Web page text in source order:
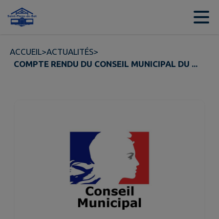
Contenu
ACCUEIL>ACTUALITÉS>
COMPTE RENDU DU CONSEIL MUNICIPAL DU ...